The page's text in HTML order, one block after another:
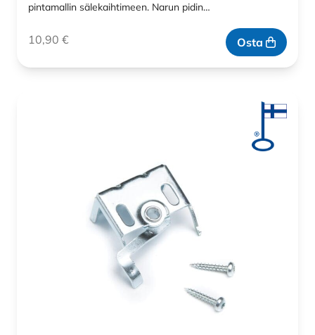
pintamallin sälekaihtimeen. Narun pidin…
10,90 € Osta